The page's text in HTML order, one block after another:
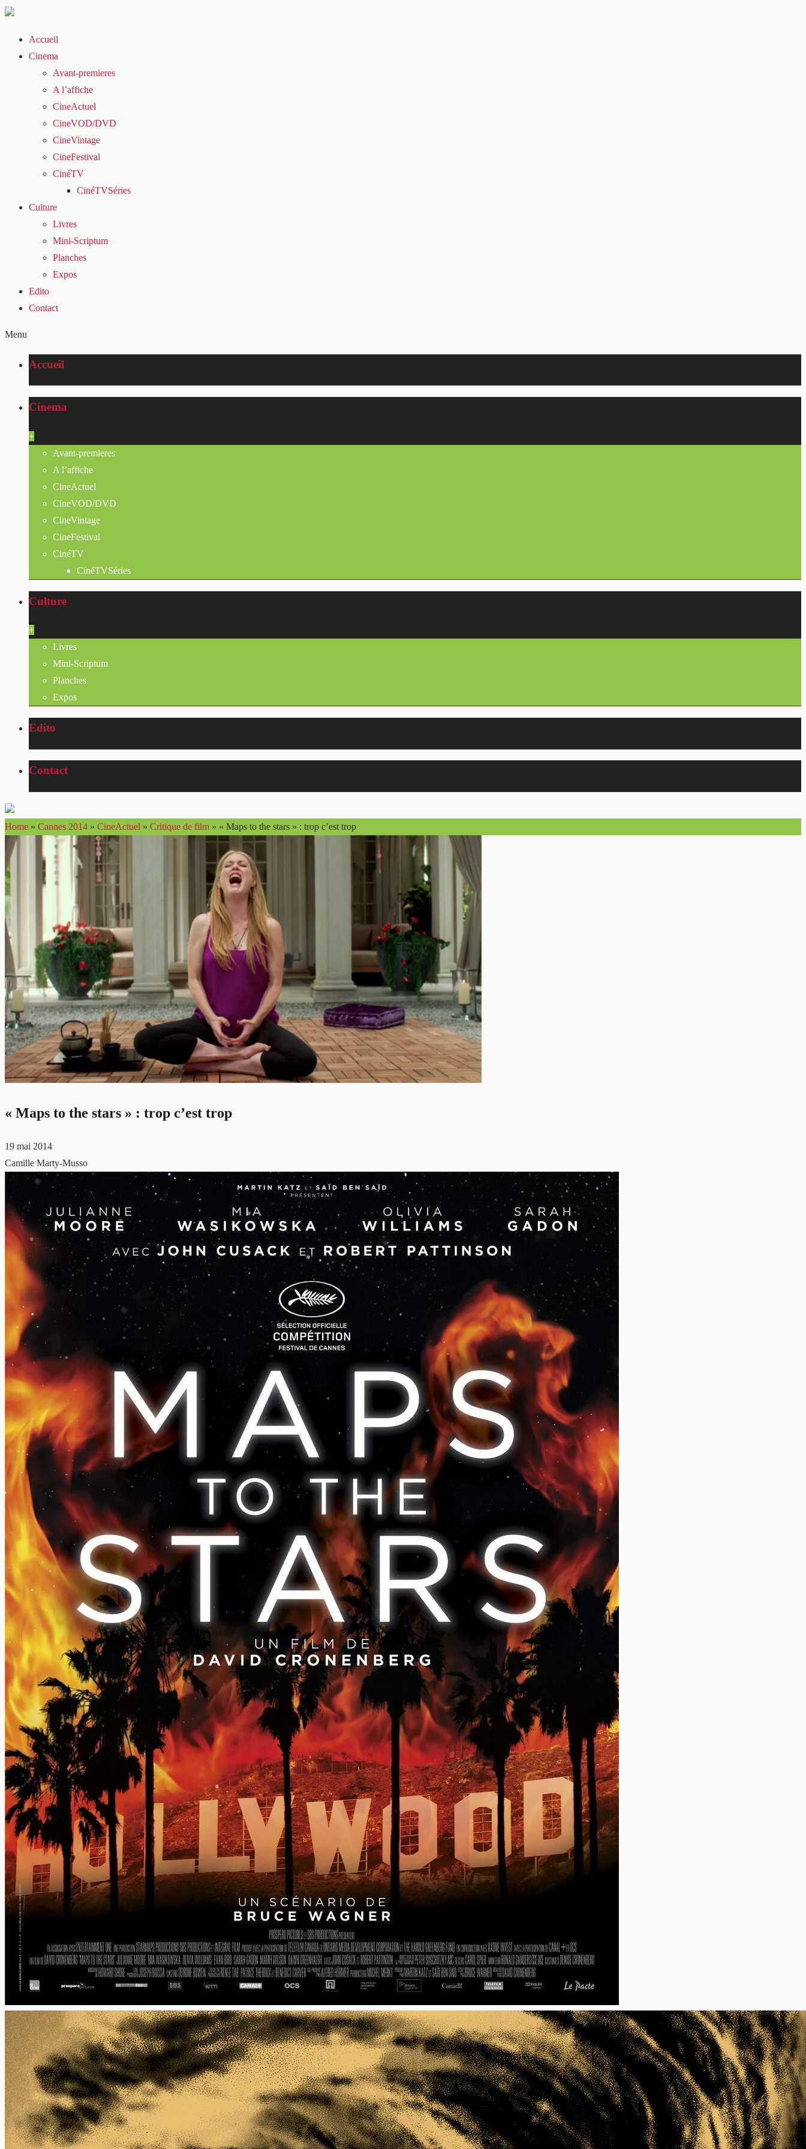
Accueil
Cinema
Avant-premieres
A l’affiche
CineActuel
CineVOD/DVD
CineVintage
CineFestival
CinéTV
CinéTVSéries
Culture
Livres
Mini-Scriptum
Planches
Expos
Edito
Contact
Menu
Accueil
Cinema
+
Avant-premieres
A l’affiche
CineActuel
CineVOD/DVD
CineVintage
CineFestival
CinéTV
CinéTVSéries
Culture
+
Livres
Mini-Scriptum
Planches
Expos
Edito
Contact
Home » Cannes 2014 » CineActuel » Critique de film » « Maps to the stars » : trop c’est trop
« Maps to the stars » : trop c’est trop
19 mai 2014
Camille Marty-Musso